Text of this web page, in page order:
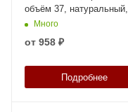
объём 37, натуральный,
код: 01722
Много
от 958 ₽
Подробнее